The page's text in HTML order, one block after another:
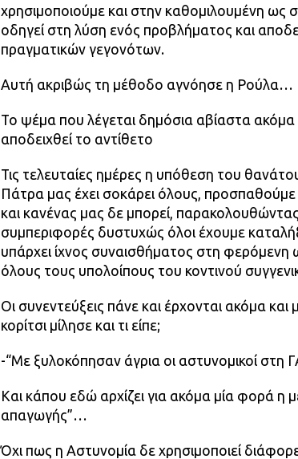
χρησιμοποιούμε και στην καθομιλουμένη ως
οδηγεί στη λύση ενός προβλήματος και
πραγματικών γεγονότων.
Αυτή ακριβώς τη μέθοδο αγνόησε η Ρούλα…
Το ψέμα που λέγεται δημόσια αβίαστα ακόμα
αποδειχθεί το αντίθετο
Τις τελευταίες ημέρες η υπόθεση του
Πάτρα μας έχει σοκάρει όλους,
και κανένας μας δε μπορεί,
συμπεριφορές δυστυχώς όλοι έχουμε
υπάρχει ίχνος συναισθήματος στη
όλους τους υπολοίπους του κοντινού
Οι συνεντεύξεις πάνε και έρχονται ακόμα
κορίτσι μίλησε και τι είπε;
-“Με ξυλοκόπησαν άγρια οι αστυνομικοί στη
Και κάπου εδώ αρχίζει για ακόμα μία φορά η
απαγωγής”…
Όχι πως η Αστυνομία δε χρησιμοποιεί